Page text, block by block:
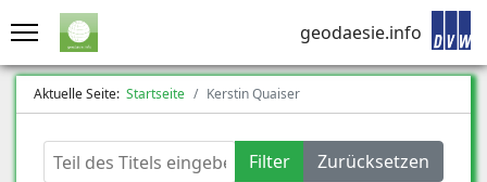
geodaesie.info
Aktuelle Seite: Startseite Kerstin Quaiser
Teil des Titels eingeben Filter
Zurücksetzen